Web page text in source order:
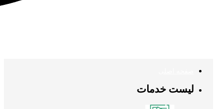
لیست خدمات